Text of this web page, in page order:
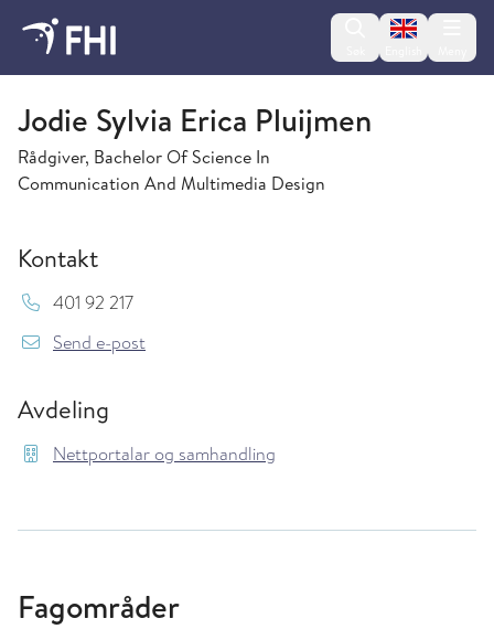
Change
Nettportalar og samhandling
Jodie Sylvia Erica Pluijmen
Rådgiver, Bachelor Of Science In
Communication And Multimedia Design
Kontakt
Mob:
401 92 217
Send e-post{model.translations.sendEmailTo}
Avdeling
Nettportalar og samhandling
Fagområder